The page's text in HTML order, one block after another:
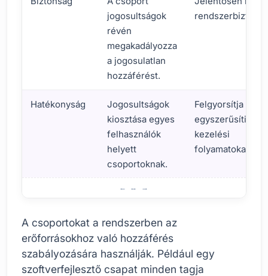
jogosultságok
révén
megakadályozza
a jogosulatlan
hozzáférést.
Hatékonyság
Jogosultságok
kiosztása egyes
felhasználók
helyett
csoportoknak.
Felgyorsítja és
egyszerűsíti a
kezelési
folyamatokat.
A csoportokat a rendszerben az
erőforrásokhoz való hozzáférés
szabályozására használják. Például egy
szoftverfejlesztő csapat minden tagja